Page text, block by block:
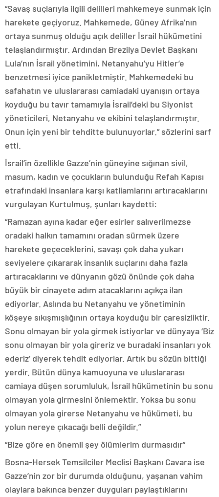
“Savaş suçlarıyla ilgili delilleri mahkemeye sunmak için
harekete geçiyoruz. Mahkemede, Güney Afrika’nın
ortaya sunmuş olduğu açık deliller İsrail hükümetini
telaşlandırmıştır. Ardından Brezilya Devlet Başkanı
Lula’nın İsrail yönetimini, Netanyahu’yu Hitler’e
benzetmesi iyice panikletmiştir. Mahkemedeki bu
safahatın ve uluslararası camiadaki uyanışın ortaya
koyduğu bu tavır tamamıyla İsrail’deki bu Siyonist
yöneticileri, Netanyahu ve ekibini telaşlandırmıştır.
Onun için yeni bir tehditte bulunuyorlar.” sözlerini sarf
etti.
İsrail’in özellikle Gazze’nin güneyine sığınan sivil,
masum, kadın ve çocukların bulunduğu Refah Kapısı
etrafındaki insanlara karşı katliamlarını artıracaklarını
vurgulayan Kurtulmuş, şunları kaydetti:
“Ramazan ayına kadar eğer esirler salıverilmezse
oradaki halkın tamamını oradan sürmek üzere
harekete geçeceklerini, savaşı çok daha yukarı
seviyelere çıkararak insanlık suçlarını daha fazla
artıracaklarını ve dünyanın gözü önünde çok daha
büyük bir cinayete adım atacaklarını açıkça ilan
ediyorlar. Aslında bu Netanyahu ve yönetiminin
köşeye sıkışmışlığının ortaya koyduğu bir çaresizliktir.
Sonu olmayan bir yola girmek istiyorlar ve dünyaya ‘Biz
sonu olmayan bir yola gireriz ve buradaki insanları yok
ederiz’ diyerek tehdit ediyorlar. Artık bu sözün bittiği
yerdir. Bütün dünya kamuoyuna ve uluslararası
camiaya düşen sorumluluk, İsrail hükümetinin bu sonu
olmayan yola girmesini önlemektir. Yoksa bu sonu
olmayan yola girerse Netanyahu ve hükümeti, bu
yolun nereye çıkacağı belli değildir.”
“Bize göre en önemli şey ölümlerim durmasıdır”
Bosna-Hersek Temsilciler Meclisi Başkanı Cavara ise
Gazze’nin zor bir durumda olduğunu, yaşanan vahim
olaylara bakınca benzer duyguları paylaştıklarını